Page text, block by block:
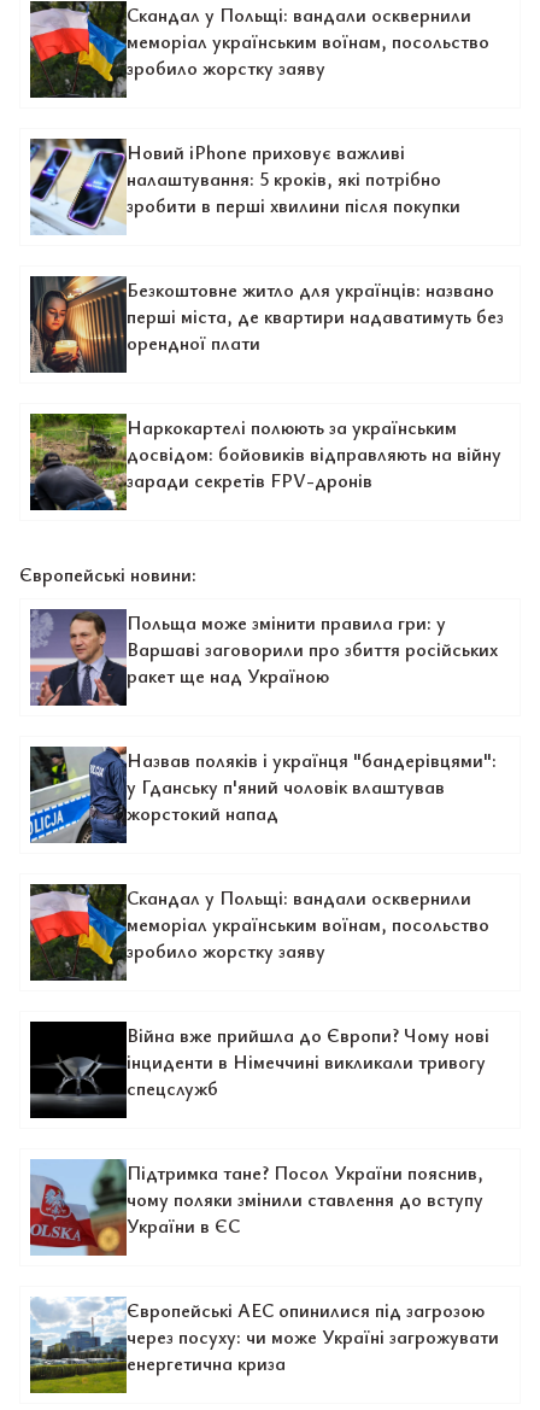
Скандал у Польщі: вандали осквернили
меморіал українським воїнам, посольство
зробило жорстку заяву
Новий iPhone приховує важливі
налаштування: 5 кроків, які потрібно
зробити в перші хвилини після покупки
Безкоштовне житло для українців: названо
перші міста, де квартири надаватимуть без
орендної плати
Наркокартелі полюють за українським
досвідом: бойовиків відправляють на війну
заради секретів FPV-дронів
Європейські новини:
Польща може змінити правила гри: у
Варшаві заговорили про збиття російських
ракет ще над Україною
Назвав поляків і українця "бандерівцями":
у Гданську п'яний чоловік влаштував
жорстокий напад
Скандал у Польщі: вандали осквернили
меморіал українським воїнам, посольство
зробило жорстку заяву
Війна вже прийшла до Європи? Чому нові
інциденти в Німеччині викликали тривогу
спецслужб
Підтримка тане? Посол України пояснив,
чому поляки змінили ставлення до вступу
України в ЄС
Європейські АЕС опинилися під загрозою
через посуху: чи може Україні загрожувати
енергетична криза